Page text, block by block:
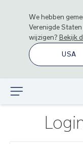
We hebben
Verenigde Staten
wijzigen? Bekijk
USA